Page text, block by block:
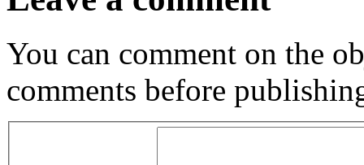
You can comment on the
comments before